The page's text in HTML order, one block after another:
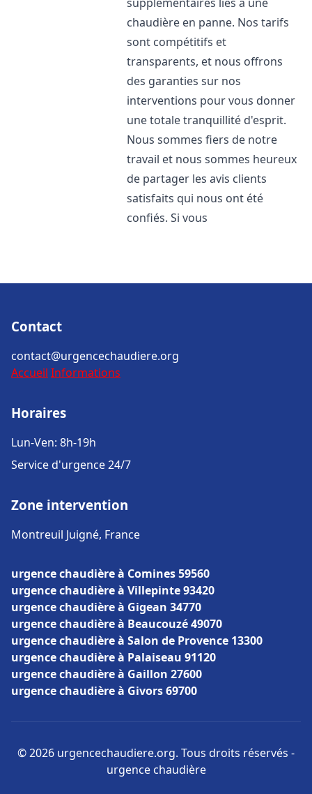
chaudière en panne. Nos tarifs
sont compétitifs et
transparents, et nous offrons
des garanties sur nos
interventions pour vous donner
une totale tranquillité d'esprit.
Nous sommes fiers de notre
travail et nous sommes heureux
de partager les avis clients
satisfaits qui nous ont été
confiés. Si vous
Contact
contact@urgencechaudiere.org
Accueil Informations
Horaires
Lun-Ven: 8h-19h
Service d'urgence 24/7
Zone intervention
Montreuil Juigné, France
urgence chaudière à Comines 59560
urgence chaudière à Villepinte 93420
urgence chaudière à Gigean 34770
urgence chaudière à Beaucouzé 49070
urgence chaudière à Salon de Provence 13300
urgence chaudière à Palaiseau 91120
urgence chaudière à Gaillon 27600
urgence chaudière à Givors 69700
© 2026 urgencechaudiere.org. Tous droits réservés -
urgence chaudière